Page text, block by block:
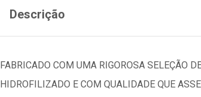
Descrição
FABRICADO COM UMA RIGOROSA SELEÇÃO
HIDROFILIZADO E COM QUALIDADE QUE